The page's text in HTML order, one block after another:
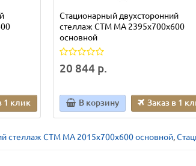
1 клик
Стационарный двухсторонний
стеллаж СТМ МА 2395х700х600
основной
20 844 р.
В корзину Заказ в 1
стеллаж СТМ МА 2015х700х600 основной,